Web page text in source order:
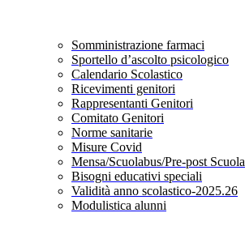
Somministrazione farmaci
Sportello d’ascolto psicologico
Calendario Scolastico
Ricevimenti genitori
Rappresentanti Genitori
Comitato Genitori
Norme sanitarie
Misure Covid
Mensa/Scuolabus/Pre-post Scuola
Bisogni educativi speciali
Validità anno scolastico-2025.26
Modulistica alunni